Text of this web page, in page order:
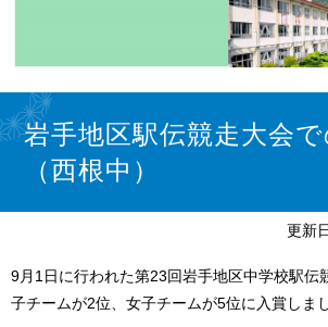
文 岩手地区駅伝競走大会
（西根中）
更新
9月1日に行われた第23回岩手地区中学校駅伝
子チームが2位、女子チームが5位に入賞しまし